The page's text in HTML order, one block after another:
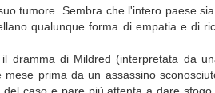
tumore. Sembra che l'intero paese
qualunque forma di empatia e di
dramma di Mildred (interpretata da
prima da un assassino